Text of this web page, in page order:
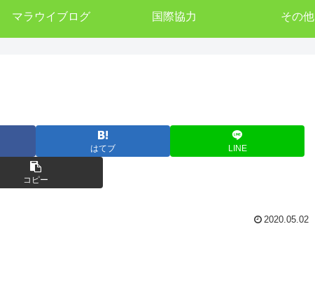
マラウイブログ 国際協力 その他
はてブ LINE
コピー
2020.05.02